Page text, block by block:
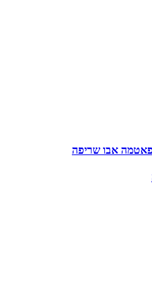
פאטמה אבו שריפה